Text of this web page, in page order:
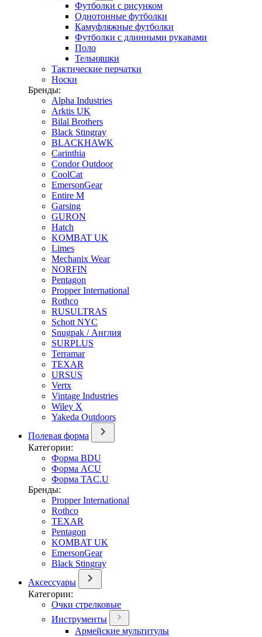
Футболки с рисунком
Однотонные футболки
Камуфляжные футболки
Футболки с длинными рукавами
Поло
Тельняшки
Тактические перчатки
Носки
Бренды:
Alpha Industries
Arktis UK
Bilal Brothers
Black Stingray
BLACKHAWK
Carinthia
Condor Outdoor
CoolCat
EmersonGear
Entire M
Garsing
GURON
Hatch
KOMBAT UK
Limes
Mechanix Wear
NORFIN
Pentagon
Propper International
Rothco
RUSULTRAS
Schott NYC
Snugpak / Англия
SURPLUS
Terramar
TEXAR
URSUS
Vertx
Vintage Industries
Wiley X
Yakeda Outdoors
Полевая форма
Категории:
Форма BDU
Форма ACU
Форма TAC.U
Бренды:
Propper International
Rothco
TEXAR
Pentagon
KOMBAT UK
EmersonGear
Black Stingray
Аксессуары
Категории:
Очки стрелковые
Инструменты
Армейские мультитулы